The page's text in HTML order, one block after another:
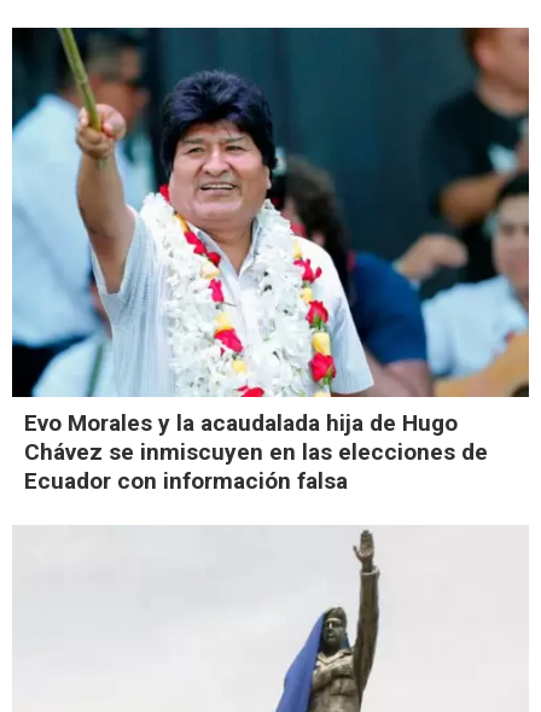
Evo Morales y la acaudalada hija de Hugo
Chávez se inmiscuyen en las elecciones de
Ecuador con información falsa